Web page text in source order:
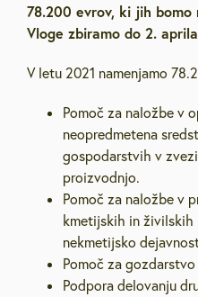
78.200 evrov, ki jih
Vloge zbiramo do 2.
V letu 2021 namenjamo
Pomoč za naložbe v
neopredmetena
gospodarstvih v
proizvodnjo.
Pomoč za naložbe v
kmetijskih in
nekmetijsko
Pomoč za
Podpora delovanju